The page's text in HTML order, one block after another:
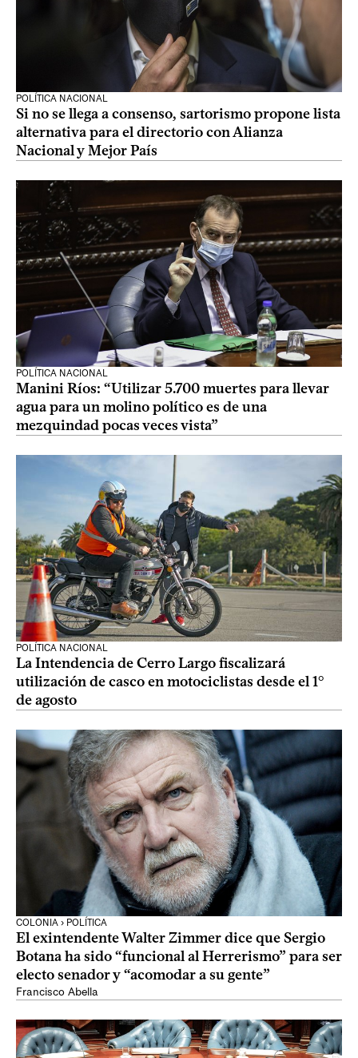
POLÍTICA NACIONAL
Si no se llega a consenso, sartorismo propone lista
alternativa para el directorio con Alianza
Nacional y Mejor País
POLÍTICA NACIONAL
Manini Ríos: “Utilizar 5.700 muertes para llevar
agua para un molino político es de una
mezquindad pocas veces vista”
POLÍTICA NACIONAL
La Intendencia de Cerro Largo fiscalizará
utilización de casco en motociclistas desde el 1°
de agosto
COLONIA › POLÍTICA
El exintendente Walter Zimmer dice que Sergio
Botana ha sido “funcional al Herrerismo” para ser
electo senador y “acomodar a su gente”
Francisco Abella